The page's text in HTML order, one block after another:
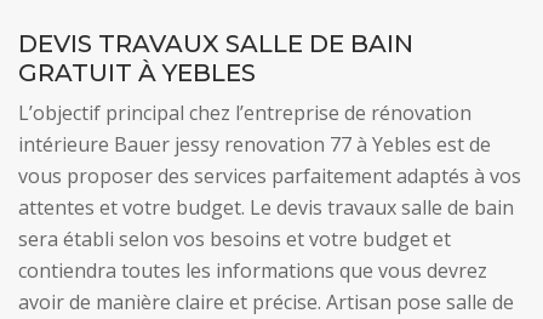
DEVIS TRAVAUX SALLE DE BAIN
GRATUIT À YEBLES
L’objectif principal chez l’entreprise de rénovation
intérieure Bauer jessy renovation 77 à Yebles est de
vous proposer des services parfaitement adaptés à vos
attentes et votre budget. Le devis travaux salle de bain
sera établi selon vos besoins et votre budget et
contiendra toutes les informations que vous devrez
avoir de manière claire et précise. Artisan pose salle de